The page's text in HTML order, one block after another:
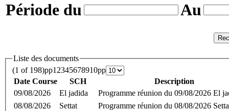
Période du Au
Liste des documents
(1 of 198)pp1 2345678910pp
Date Course
SCH
Description
09/08/2026
El jadida
Programme réunion du 09/08/2026 El
08/08/2026
Settat
Programme réunion du 08/08/2026